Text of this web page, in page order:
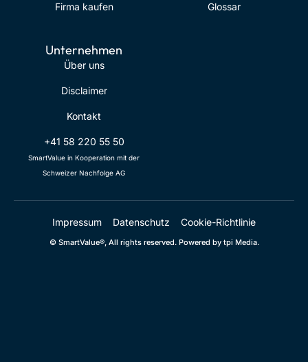
Firma kaufen Glossar
Unternehmen
Über uns
Disclaimer
Kontakt
+41 58 220 55 50
SmartValue in Kooperation mit der
Schweizer Nachfolge AG
© SmartValue®, All rights reserved. Powered by tpi Media.
Impressum Datenschutz Cookie-Richtlinie